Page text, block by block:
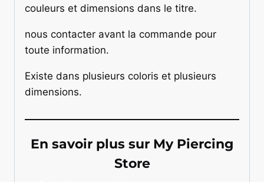
couleurs et dimensions dans le titre.
nous contacter avant la commande pour
toute information.
Existe dans plusieurs coloris et plusieurs
dimensions.
En savoir plus sur My Piercing
Store